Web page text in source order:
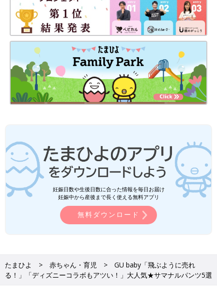
妊娠日数や生後日数に合った情報を毎日お届け
妊娠中から産後まで長く使える無料アプリ
無料ダウンロード
たまひよ 赤ちゃん・育児
GU baby「飛ぶように売れ
る！」「ディズニーコラボもアツい！」大人気★サマナルパンツ5選